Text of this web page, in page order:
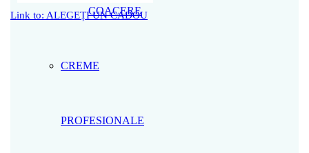
COACERE
CREME
PROFESIONALE
Link to: ALEGEȚI UN CADOU